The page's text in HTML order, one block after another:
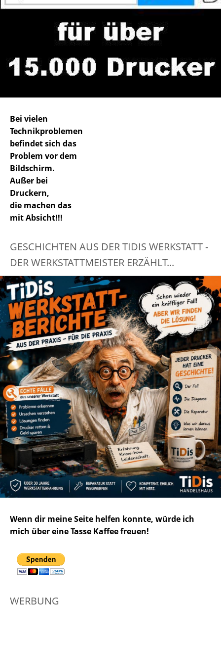
Bei vielen
Technikproblemen
befindet sich das
Problem vor dem
Bildschirm.
Außer bei
Druckern,
die machen das
mit Absicht!!!
GESCHICHTEN AUS DER TIDIS WERKSTATT -
DER WERKSTATTMEISTER ERZÄHLT...
Wenn dir meine Seite helfen konnte, würde ich
mich über eine Tasse Kaffee freuen!
WERBUNG